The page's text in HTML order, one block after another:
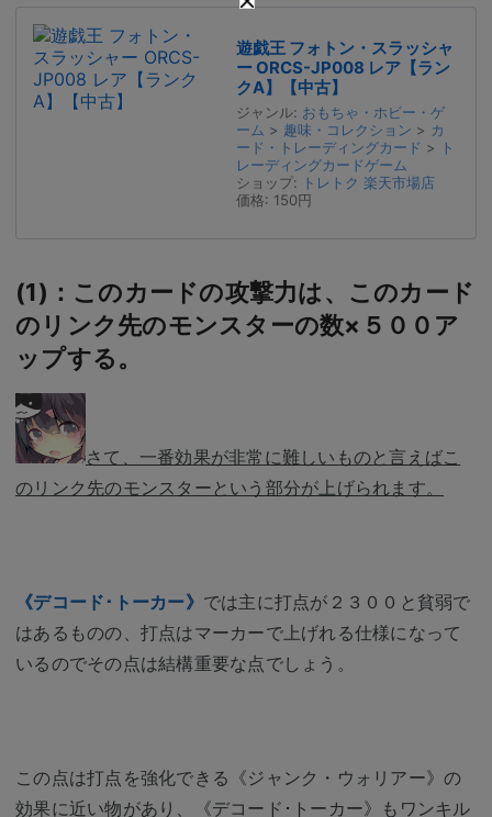
遊戯王 フォトン・スラッシャ
ー ORCS-JP008 レア【ラン
クA】【中古】
ジャンル: おもちゃ・ホビー・ゲ
ーム > 趣味・コレクション > カ
ード・トレーディングカード >
ト
レーディングカードゲーム
ショップ:
トレトク 楽天市場店
価格: 150円
(1)：このカードの攻撃力は、このカード
のリンク先のモンスターの数×５００ア
ップする。
さて、一番効果が非常に難しいものと言えばこ
のリンク先のモンスターという部分が上げられます。
《デコード･トーカー》 では主に打点が２３００と貧弱で
はあるものの、打点はマーカーで上げれる仕様になって
いるのでその点は結構重要な点でしょう。
この点は打点を強化できる《ジャンク・ウォリアー》の
効果に近い物があり、《デコード･トーカー》もワンキル